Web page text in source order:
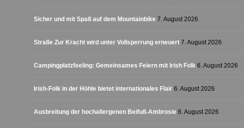
Sicher und mit Spaß auf dem Mountainbike 7. August 2026
Straße Zur Kracht wird unter Vollsperrung erneuert 7. August 2026
Campingplatzfeeling: Gemeinsames Feiern mit Irish Folk 6. August 2026
Irish-Folk in der Höhle bietet internationales Flair 6. August 2026
Ausbreitung der hochallergenen Beifuß-Ambrosie 6. August 2026